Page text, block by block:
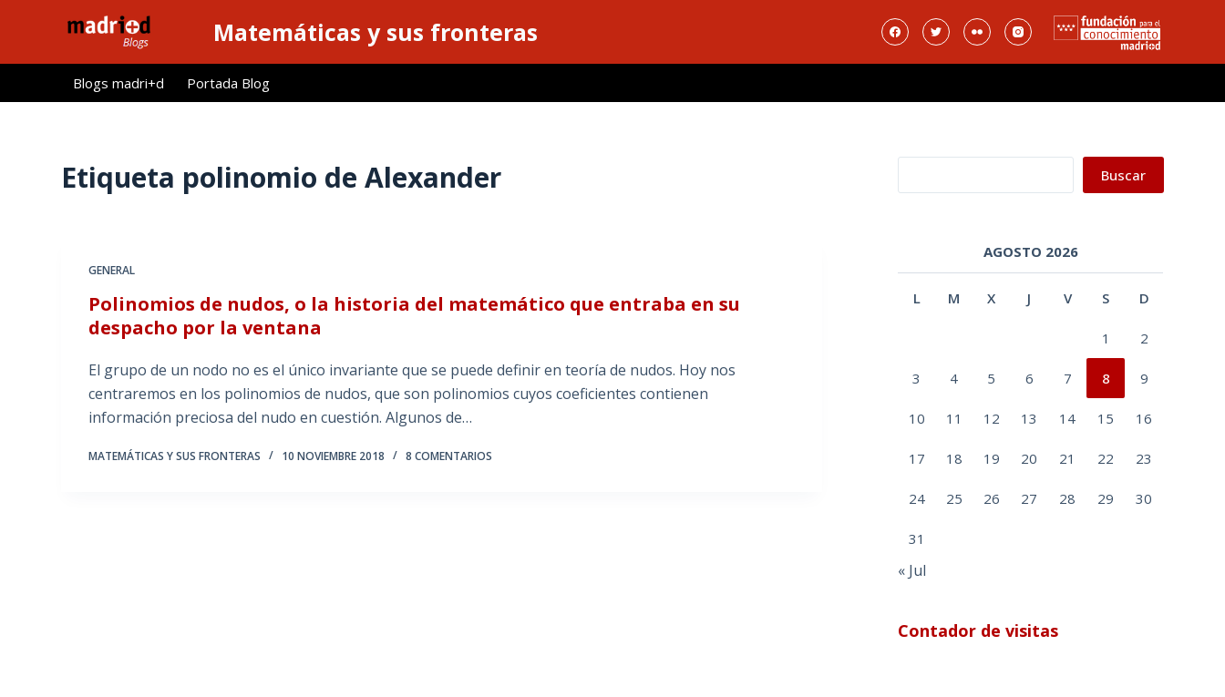
l
Matemáticas y sus fronteras
Blogs madri+d Portada Blog
Etiqueta polinomio de Alexander
GENERAL
Polinomios de nudos, o la historia del matemático que entraba en su
despacho por la ventana
El grupo de un nodo no es el único invariante que se puede definir en teoría de nudos. Hoy nos
centraremos en los polinomios de nudos, que son polinomios cuyos coeficientes contienen
información preciosa del nudo en cuestión. Algunos de…
MATEMÁTICAS Y SUS FRONTERAS 10 NOVIEMBRE 2018 8 COMENTARIOS
Buscar
AGOSTO 2026
L M X J V S D
1 2
3 4 5 6 7 8 9
10 11 12 13 14 15 16
17 18 19 20 21 22 23
24 25 26 27 28 29 30
31
« Jul
Contador de visitas